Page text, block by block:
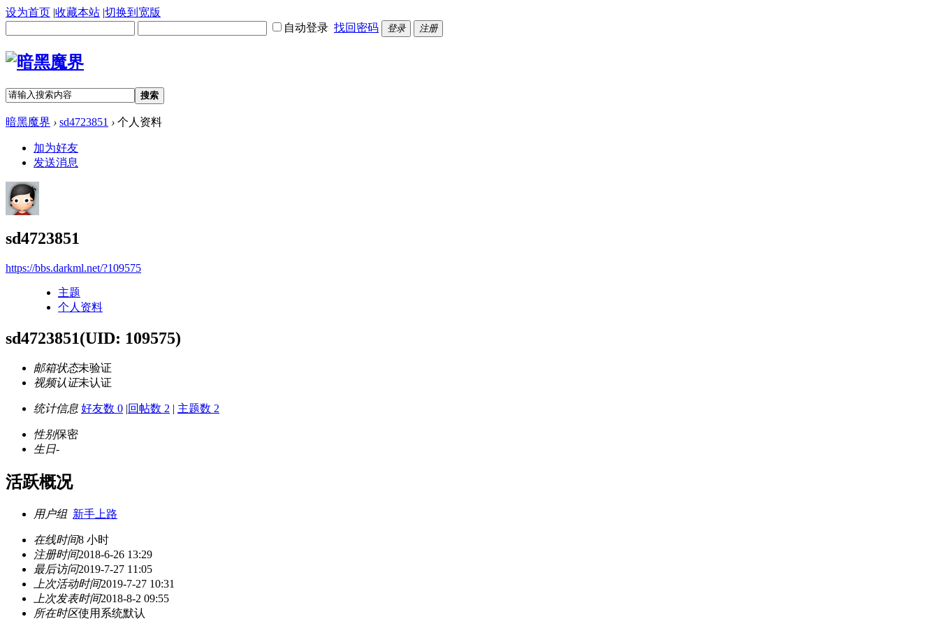
设为首页 |收藏本站 |切换到宽版
自动登录 找回密码 登录 注册
搜索
暗黑魔界 › sd4723851 › 个人资料
加为好友
发送消息
sd4723851
https://bbs.darkml.net/?109575
主题
个人资料
sd4723851(UID: 109575)
邮箱状态未验证
视频认证未认证
统计信息 好友数 0 |回帖数 2 | 主题数 2
性别保密
生日-
活跃概况
用户组 新手上路
在线时间8 小时
注册时间2018-6-26 13:29
最后访问2019-7-27 11:05
上次活动时间2019-7-27 10:31
上次发表时间2018-8-2 09:55
所在时区使用系统默认